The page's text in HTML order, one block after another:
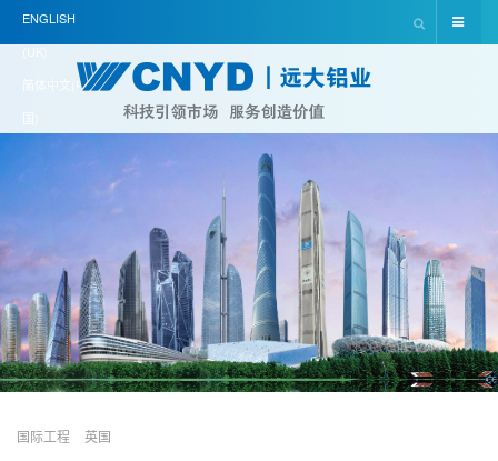
ENGLISH
(UK)
简体中文(中
国)
国际工程 英国